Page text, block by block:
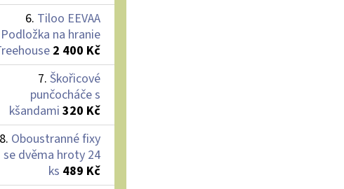
Tiloo EEVAA
Podložka na hranie
2 400 Kč
Škořicové
punčocháče s
kšandami 320 Kč
Oboustranné fixy
se dvěma hroty 24
ks 489 Kč